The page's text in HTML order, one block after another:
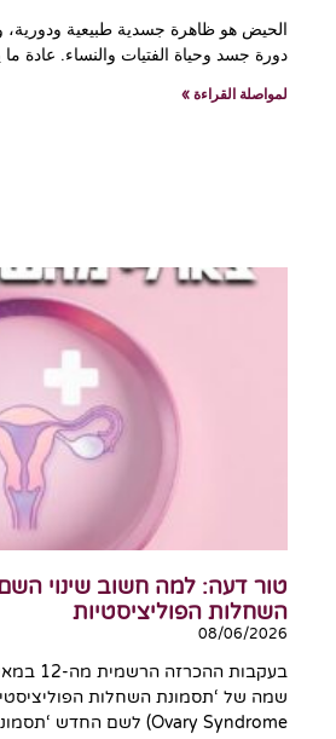
الحيض هو ظاهرة جسدية طبيعية
دورة جسد وحياة الفتيات والنساء. عادة
لمواصلة القراءة »
טור דעה: למה חשוב שינוי
השחלות הפוליציסטיות
08/06/2026
Ovary Syndrome) לשם החדש ‘תסמונת שחלתית